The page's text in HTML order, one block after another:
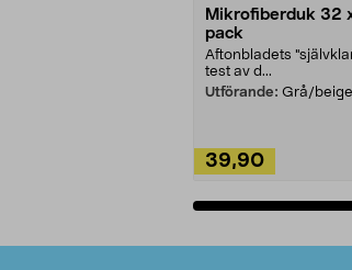
Mikrofiberduk 32
pack
Aftonbladets
test av d...
Utförande: Grå/beige
39,90